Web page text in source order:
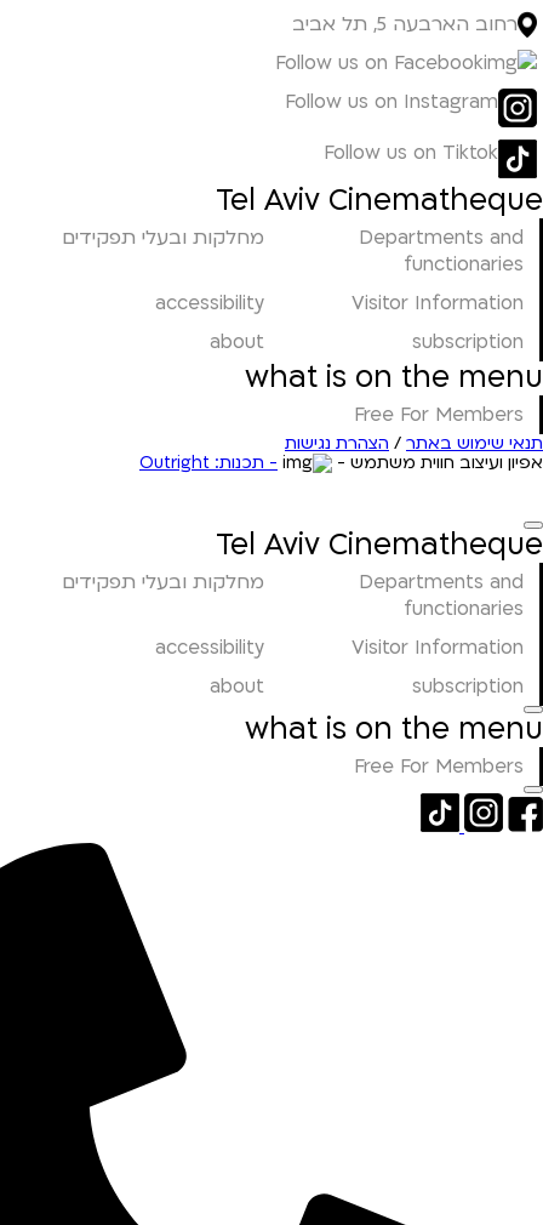
רחוב הארבעה 5, תל אביב
Follow us on Facebook
Follow us on Instagram
Follow us on Tiktok
Tel Aviv Cinematheque
Departments and
functionaries
מחלקות ובעלי תפקידים
Visitor Information
accessibility
subscription
about
what is on the menu
Free For Members
תנאי שימוש באתר / הצהרת נגישות
אפיון ועיצוב חווית משתמש -
- תכנות: Outright
Tel Aviv Cinematheque
Departments and
functionaries
מחלקות ובעלי תפקידים
Visitor Information
accessibility
subscription
about
what is on the menu
Free For Members